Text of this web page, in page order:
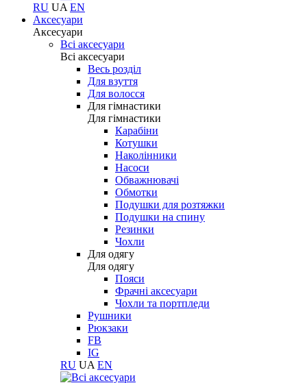
RU UA EN
Аксесуари
Аксесуари
Всі аксесуари
Всі аксесуари
Весь розділ
Для взуття
Для волосся
Для гімнастики
Для гімнастики
Карабіни
Котушки
Наколінники
Насоси
Обважнювачі
Обмотки
Подушки для розтяжки
Подушки на спину
Резинки
Чохли
Для одягу
Для одягу
Пояси
Фрачні аксесуари
Чохли та портпледи
Рушники
Рюкзаки
FB
IG
RU UA EN